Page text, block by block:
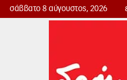
σάββατο 8 αύγουστος, 2026
Δρόμος